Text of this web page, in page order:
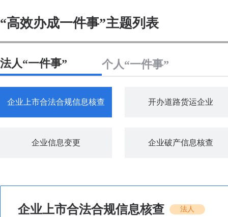
“高效办成一件事”主题列表
法人“一件事” 个人“一件事”
企业上市合法合规信息核查 开办道路货运企业
企业信息变更 企业破产信息核查
企业上市合法合规信息核查 法人